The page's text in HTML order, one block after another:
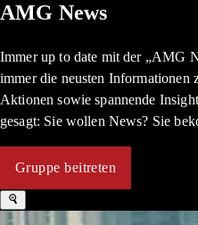
AMG News
Immer up to date mit der „AMG
immer die neusten Informationen
Aktionen sowie spannende
gesagt: Sie wollen News? Sie
Gruppe beitreten